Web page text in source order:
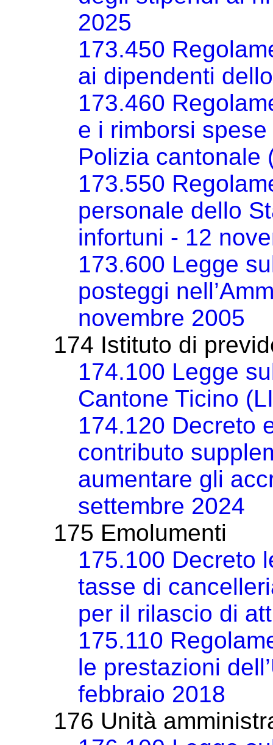
2025
173.450
ai dipendenti
173.460
e i rimborsi
Polizia cantonale
173.550
personale dello
infortuni - 12
173.600 Legge
posteggi
novembre 2005
174 Istituto di
174.100 Legge
Cantone Ticino
174.120 Decreto
contributo
aumentare gli
settembre 2024
175 Emolumenti
175.100 Decreto
tasse di
per il rilascio di
175.110
le prestazioni
febbraio 2018
176 Unità